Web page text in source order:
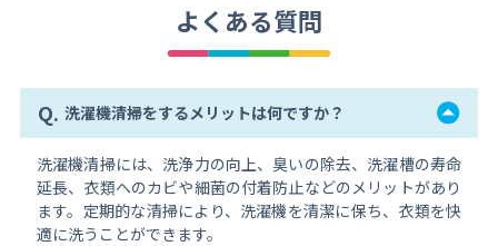
よくある質問
Q. 洗濯機清掃をするメリットは何ですか？
洗濯機清掃には、洗浄力の向上、臭いの除去、洗濯槽の寿命
延長、衣類へのカビや細菌の付着防止などのメリットがあり
ます。定期的な清掃により、洗濯機を清潔に保ち、衣類を快
適に洗うことができます。